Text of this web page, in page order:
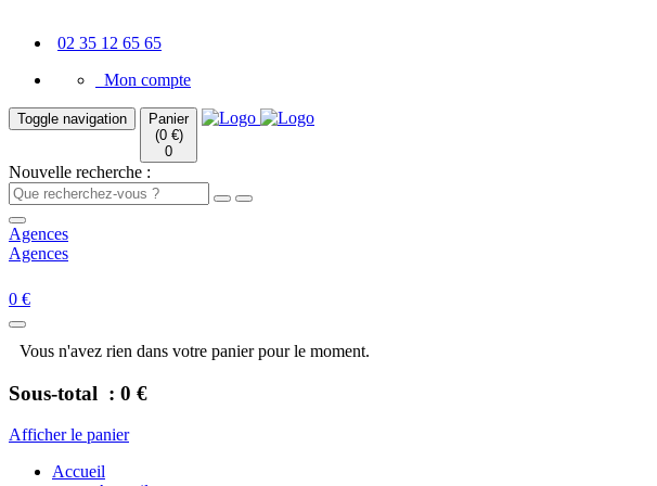
02 35 12 65 65
Mon compte
Toggle navigation
Panier
(0 €)
0
Nouvelle recherche :
Agences
Agences
0 €
Vous n'avez rien dans votre panier pour le moment.
Sous-total : 0 €
Afficher le panier
Accueil